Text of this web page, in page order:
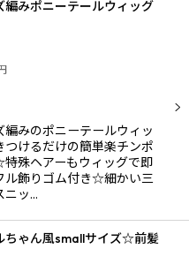
編みポニーテールウィッグ
編みのポニーテールウィッ
つけるだけの簡単楽チンポ
殊ヘアーもウィッグで即
飾りゴム付き☆細かい三
ニッ…
ちゃん風smallサイズ☆前髪